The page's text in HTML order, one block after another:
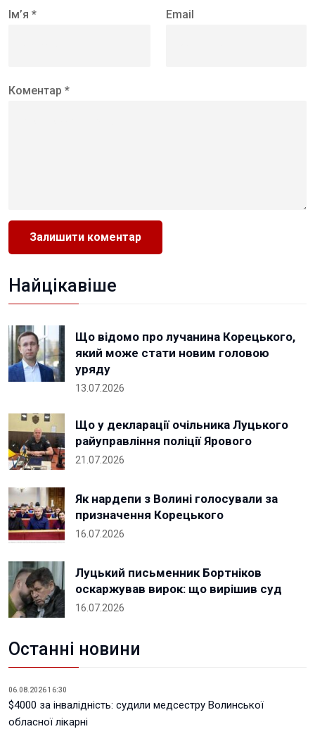
Ім’я * Email
Коментар *
Найцікавіше
Що відомо про лучанина Корецького,
який може стати новим головою
уряду
13.07.2026
Що у декларації очільника Луцького
райуправління поліції Ярового
21.07.2026
Як нардепи з Волині голосували за
призначення Корецького
16.07.2026
Луцький письменник Бортніков
оскаржував вирок: що вирішив суд
16.07.2026
Останні новини
06.08.2026 16:30
$4000 за інвалідність: судили медсестру Волинської
обласної лікарні